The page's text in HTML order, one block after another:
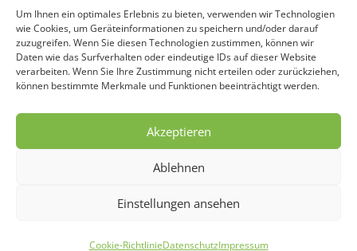
Um Ihnen ein optimales Erlebnis zu bieten, verwenden wir Technologien
wie Cookies, um Geräteinformationen zu speichern und/oder darauf
zuzugreifen. Wenn Sie diesen Technologien zustimmen, können wir
Daten wie das Surfverhalten oder eindeutige IDs auf dieser Website
verarbeiten. Wenn Sie Ihre Zustimmung nicht erteilen oder zurückziehen,
können bestimmte Merkmale und Funktionen beeinträchtigt werden.
Akzeptieren
Ablehnen
Einstellungen ansehen
Cookie-RichtlinieDatenschutzImpressum